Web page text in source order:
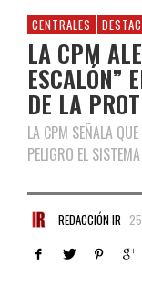
CENTRALES
LA CPM
ESCALÓN”
DE LA
LA CPM SEÑALA
PELIGRO EL
REDACCIÓN IR